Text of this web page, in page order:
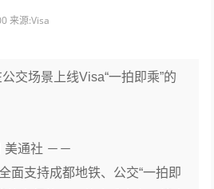
来源:Visa
交场景上线Visa“一拍即乘”的
美通社 －－
面支持成都地铁、公交“一拍即